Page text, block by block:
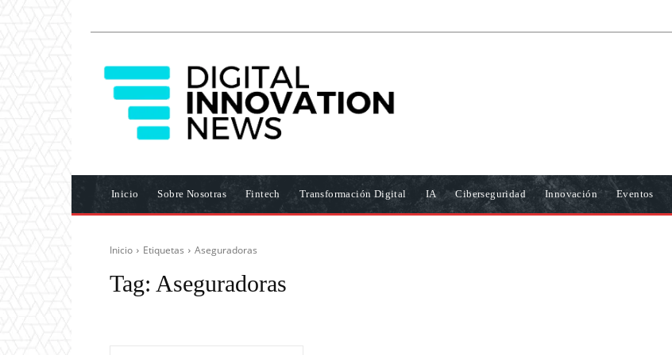
Inicio Sobre Nosotras Fintech Transformación Digital IA Ciberseguridad Innovación Eventos
Inicio Etiquetas Aseguradoras
Tag: Aseguradoras